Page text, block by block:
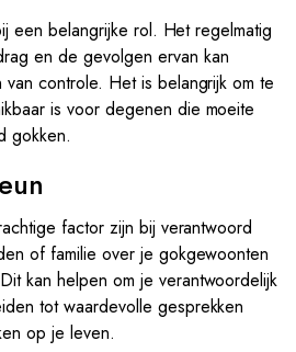
een belangrijke rol. Het regelmatig
en de gevolgen ervan kan
controle. Het is belangrijk om te
is voor degenen die moeite
gokken.
factor zijn bij verantwoord
of familie over je gokgewoonten
kan helpen om je verantwoordelijk
tot waardevolle gesprekken
op je leven.